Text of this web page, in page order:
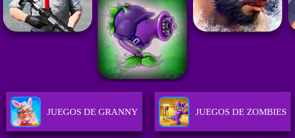
JUEGOS DE GRANNY JUEGOS DE ZOMBIES